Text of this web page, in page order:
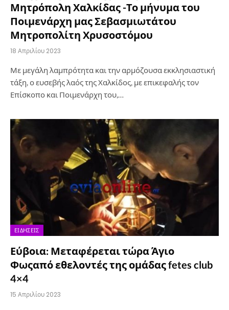
Μητρόπολη Χαλκίδας -Το μήνυμα του
Ποιμενάρχη μας Σεβασμιωτάτου
Μητροπολίτη Χρυσοστόμου
18 Απριλίου 2023
Με μεγάλη λαμπρότητα και την αρμόζουσα εκκλησιαστική
τάξη, ο ευσεβής λαός της Χαλκίδος, με επικεφαλής τον
Επίσκοπο και Ποιμενάρχη του,…
ΕΙΔΉΣΕΙΣ
Εύβοια: Μεταφέρεται τώρα Άγιο
Φωςαπό εθελοντές της ομάδας fetes club
4×4
15 Απριλίου 2023